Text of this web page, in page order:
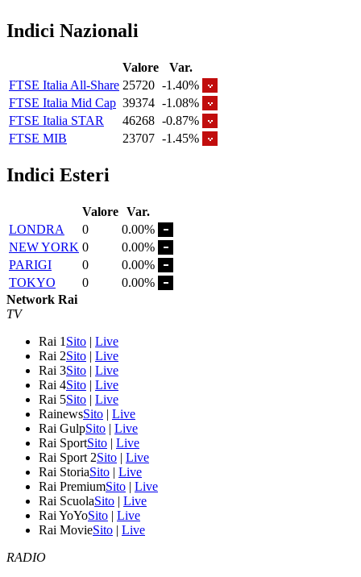
Indici Nazionali
Valore
Var.
FTSE Italia All-Share 25720 -1.40%
FTSE Italia Mid Cap 39374 -1.08%
FTSE Italia STAR
46268 -0.87%
FTSE MIB
23707 -1.45%
Indici Esteri
Valore Var.
LONDRA
0
0.00%
NEW YORK 0
0.00%
PARIGI
0
0.00%
TOKYO
0
0.00%
Network Rai
TV
Rai 1 Sito | Live
Rai 2Sito | Live
Rai 3Sito | Live
Rai 4Sito | Live
Rai 5Sito | Live
RainewsSito | Live
Rai GulpSito | Live
Rai SportSito | Live
Rai Sport 2Sito | Live
Rai StoriaSito | Live
Rai PremiumSito | Live
Rai ScuolaSito | Live
Rai YoYoSito | Live
Rai MovieSito | Live
RADIO